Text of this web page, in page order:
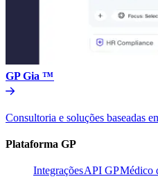
GP Gia ™​​
Consultoria e soluções baseadas
Plataforma GP​​
Integrações​​API GP​​Médico